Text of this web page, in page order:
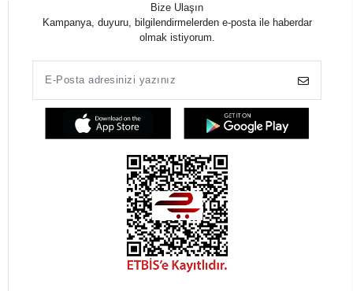
Bize Ulaşın
Kampanya, duyuru, bilgilendirmelerden e-posta ile haberdar
olmak istiyorum.